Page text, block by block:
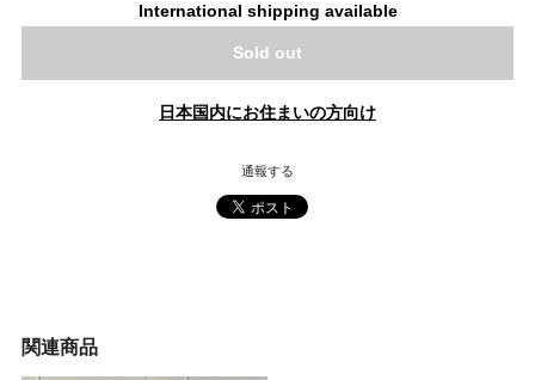
International shipping available
Sold out
日本国内にお住まいの方向け
通報する
関連商品